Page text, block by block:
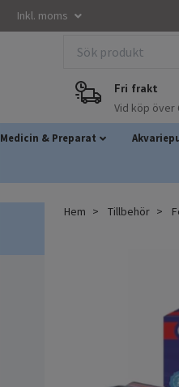
Inkl. moms
Fri frakt
Vid köp över
Medicin & Preparat
Hem Tillbehör